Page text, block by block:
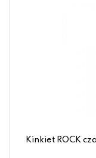
Kinkiet ROCK